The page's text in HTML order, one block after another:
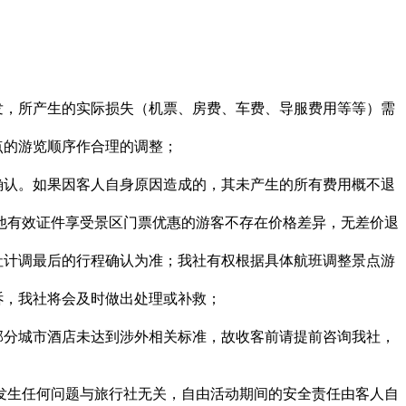
所产生的实际损失（机票、房费、车费、导服费用等等）需
游览顺序作合理的调整；
。如果因客人自身原因造成的，其未产生的所有费用概不退
效证件享受景区门票优惠的游客不存在价格差异，无差价退
调最后的行程确认为准；我社有权根据具体航班调整景点游
我社将会及时做出处理或补救；
城市酒店未达到涉外相关标准，故收客前请提前咨询我社，
任何问题与旅行社无关，自由活动期间的安全责任由客人自